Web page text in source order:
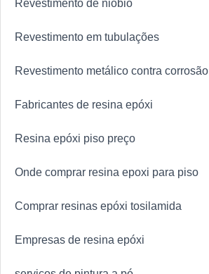
Revestimento de nióbio
Revestimento em tubulações
Revestimento metálico contra corrosão
Fabricantes de resina epóxi
Resina epóxi piso preço
Onde comprar resina epoxi para piso
Comprar resinas epóxi tosilamida
Empresas de resina epóxi